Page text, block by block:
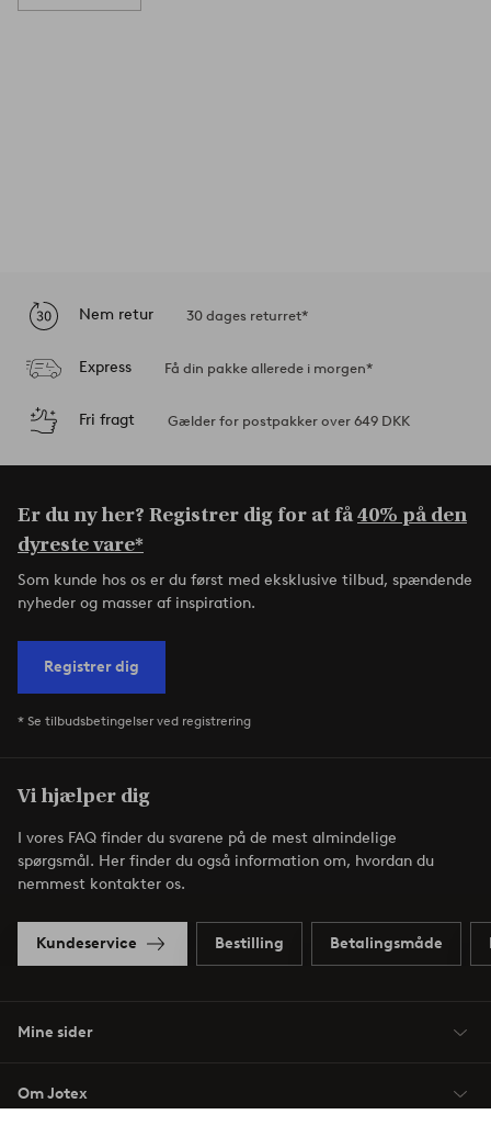
Nem retur 30 dages returret*
Express Få din pakke allerede i morgen*
Fri fragt Gælder for postpakker over 649 DKK
Er du ny her? Registrer dig for at få40% på den
dyreste vare*
Som kunde hos os er du først med eksklusive tilbud, spændende
nyheder og masser af inspiration.
Registrer dig
* Se tilbudsbetingelser ved registrering
Vi hjælper dig
I vores FAQ finder du svarene på de mest almindelige
spørgsmål. Her finder du også information om, hvordan du
nemmest kontakter os.
Kundeservice Bestilling Betalingsmåde
Mine sider
Om Jotex